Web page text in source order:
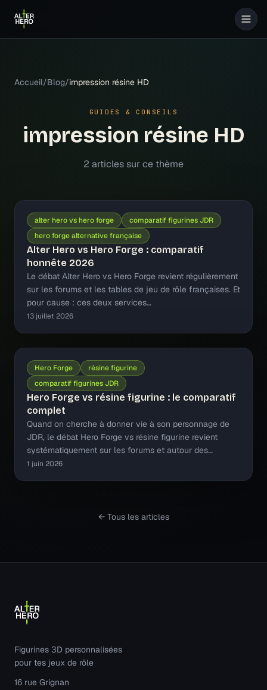
Accueil/Blog/impression résine HD
GUIDES & CONSEILS
impression résine HD
2 articles sur ce thème
alter hero vs hero forge
comparatif figurines JDR
hero forge alternative française
Alter Hero vs Hero Forge : comparatif
honnête 2026
Le débat Alter Hero vs Hero Forge revient régulièrement
sur les forums et les tables de jeu de rôle françaises. Et
pour cause : ces deux services…
13 juillet 2026
Hero Forge
résine figurine
comparatif figurines JDR
Hero Forge vs résine figurine : le comparatif
complet
Quand on cherche à donner vie à son personnage de
JDR, le débat Hero Forge vs résine figurine revient
systématiquement sur les forums et autour des…
1 juin 2026
← Tous les articles
Figurines 3D personnalisées
pour tes jeux de rôle
16 rue Grignan